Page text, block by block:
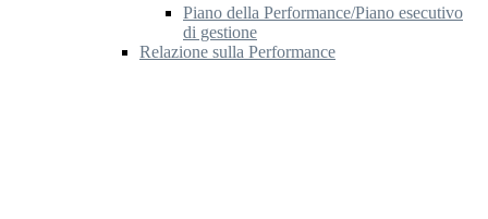
Piano della Performance/Piano esecutivo
di gestione
Relazione sulla Performance